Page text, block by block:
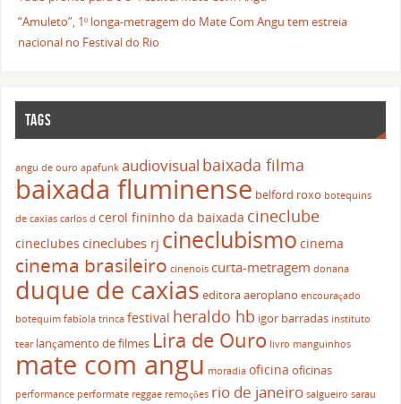
“Amuleto”, 1º longa-metragem do Mate Com Angu tem estreia
nacional no Festival do Rio
TAGS
angu de ouro apafunk audiovisual baixada filma
baixada fluminense belford roxo botequins
de caxias carlos d cerol fininho da baixada cineclube
cineclubes cineclubes rj cineclubismo cinema
cinema brasileiro cinenois curta-metragem donana
duque de caxias editora aeroplano encouraçado
botequim fabíola trinca festival heraldo hb igor barradas instituto
tear lançamento de filmes Lira de Ouro livro manguinhos
mate com angu moradia oficina oficinas
performance performate reggae remoções rio de janeiro salgueiro sarau